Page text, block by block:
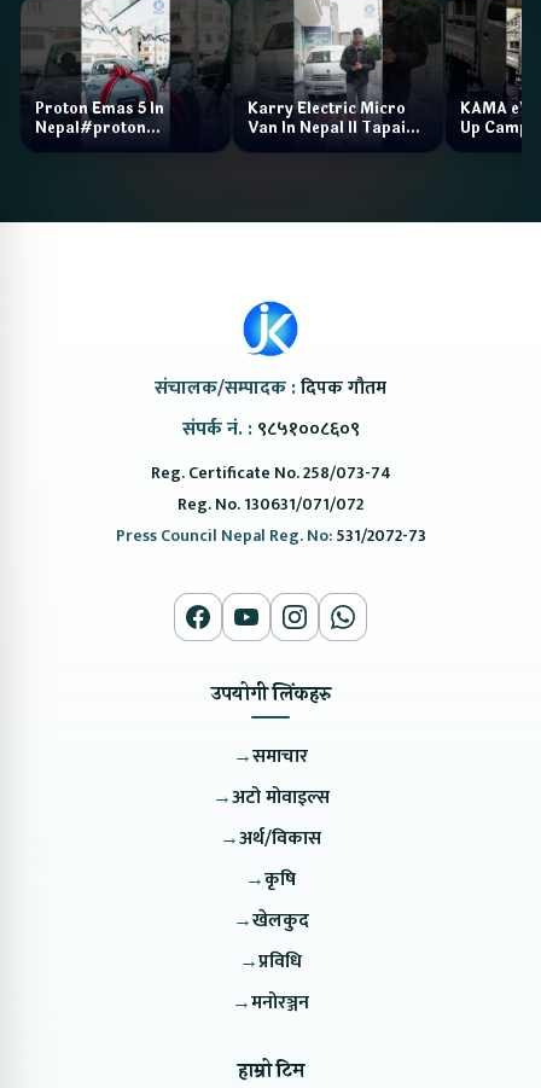
Proton Emas 5 In
Nepal#proton
#protonemas5#protonnepal#evcarnepal
Karry Electric Micro
Van In Nepal II Tapaiko
Bazar II Jankari
KAMA eV
Up Camp
संचालक/सम्पादक :दिपक गौतम
संपर्क नं. : ९८५१००८६०९
Reg. Certificate No. 258/073-74
Reg. No. 130631/071/072
Press Council Nepal Reg. No:531/2072-73
उपयोगी लिंकहरु
→समाचार
→अटो मोवाइल्स
→अर्थ/विकास
→कृषि
→खेलकुद
→प्रविधि
→मनोरञ्जन
हाम्रो टिम